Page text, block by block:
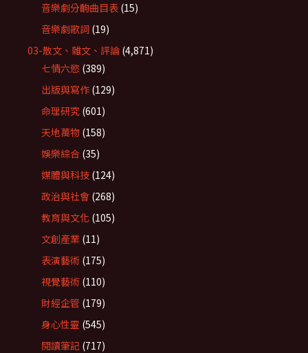
音樂劇分齣曲目表 (15)
音樂劇歌詞 (19)
03-散文、雜文、評論 (4,871)
七情六慾 (389)
出版與寫作 (129)
命理研究 (601)
天地萬物 (158)
娛樂綜合 (35)
媒體與科技 (124)
政治與社會 (268)
教育與文化 (105)
文創產業 (11)
表演藝術 (175)
視覺藝術 (110)
財經企管 (179)
身心性靈 (545)
閱讀筆記 (717)